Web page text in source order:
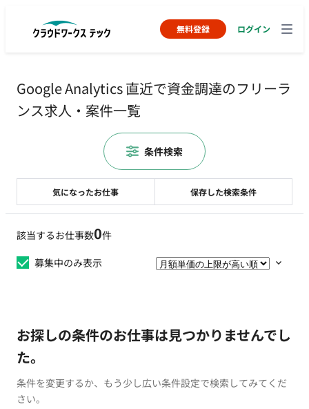
無料登録 ログイン
Google Analytics 直近で資金調達のフリーラ
ンス求人・案件一覧
該当するお仕事数0件
募集中のみ表示
お探しの条件のお仕事は見つかりませんでし
た。
条件を変更するか、もう少し広い条件設定で検索してみてくだ
さい。
気になったお仕事 保存した検索条件
条件検索